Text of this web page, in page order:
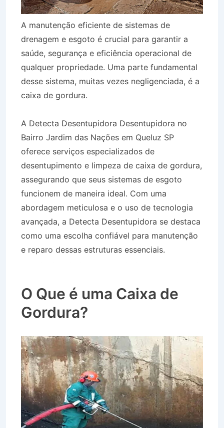
A manutenção eficiente de sistemas de
drenagem e esgoto é crucial para garantir a
saúde, segurança e eficiência operacional de
qualquer propriedade. Uma parte fundamental
desse sistema, muitas vezes negligenciada, é a
caixa de gordura.
A Detecta Desentupidora Desentupidora no
Bairro Jardim das Nações em Queluz SP
oferece serviços especializados de
desentupimento e limpeza de caixa de gordura,
assegurando que seus sistemas de esgoto
funcionem de maneira ideal. Com uma
abordagem meticulosa e o uso de tecnologia
avançada, a Detecta Desentupidora se destaca
como uma escolha confiável para manutenção
e reparo dessas estruturas essenciais.
O Que é uma Caixa de
Gordura?